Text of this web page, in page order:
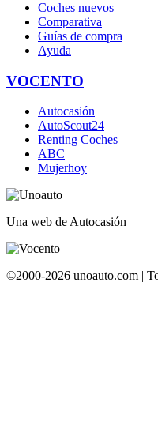
Coches nuevos
Comparativa
Guías de compra
Ayuda
VOCENTO
Autocasión
AutoScout24
Renting Coches
ABC
Mujerhoy
Una web de Autocasión
©2000-2026 unoauto.com |